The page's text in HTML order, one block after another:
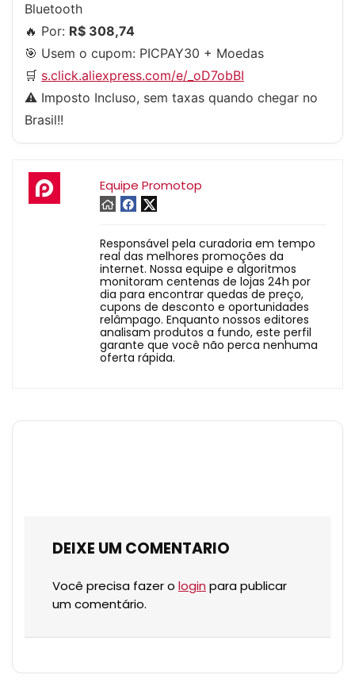
Bluetooth
🔥 Por: R$ 308,74
🎯 Usem o cupom: PICPAY30 + Moedas
🛒 s.click.aliexpress.com/e/_oD7obBI
⚠️ Imposto Incluso, sem taxas quando chegar no
Brasil!!
Equipe Promotop
Responsável pela curadoria em tempo
real das melhores promoções da
internet. Nossa equipe e algoritmos
monitoram centenas de lojas 24h por
dia para encontrar quedas de preço,
cupons de desconto e oportunidades
relâmpago. Enquanto nossos editores
analisam produtos a fundo, este perfil
garante que você não perca nenhuma
oferta rápida.
DEIXE UM COMENTARIO
Você precisa fazer o login para publicar
um comentário.